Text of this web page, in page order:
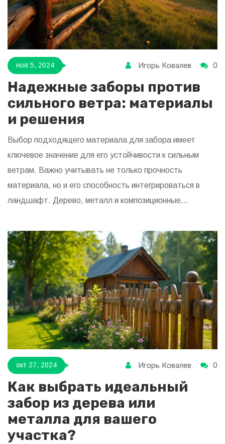
ноя 5, 2024 Игорь Ковалев 0
Надежные заборы против
сильного ветра: материалы
и решения
Выбор подходящего материала для забора имеет
ключевое значение для его устойчивости к сильным
ветрам. Важно учитывать не только прочность
материала, но и его способность интегрироваться в
ландшафт. Дерево, металл и композиционные
подходы для защиты от природы. Рассматриваются
советы специалистов и практические рекомендации для
обеспечения защиты вашего участка. Заборы сегодня
могут быть не только функциональными, но и
эстетически привлекательными, без ущерба для своей
устойчивости.
окт 27, 2024 Игорь Ковалев 0
Как выбрать идеальный
забор из дерева или
металла для вашего
участка?